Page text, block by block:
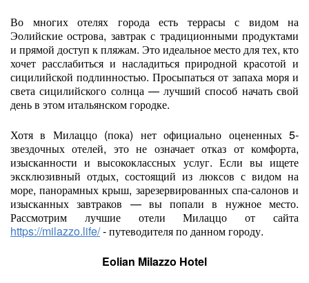
Во многих отелях города есть террасы с видом на
Эолийские острова, завтрак с традиционными продуктами
и прямой доступ к пляжам. Это идеальное место для тех, кто
хочет расслабиться и насладиться природной красотой и
сицилийской подлинностью. Просыпаться от запаха моря и
света сицилийского солнца — лучший способ начать свой
день в этом итальянском городке.
Хотя в Милаццо (пока) нет официально оцененных 5-
звездочных отелей, это не означает отказ от комфорта,
изысканности и высококлассных услуг. Если вы ищете
эксклюзивный отдых, состоящий из люксов с видом на
море, панорамных крыш, зарезервированных спа-салонов и
изысканных завтраков — вы попали в нужное место.
Рассмотрим лучшие отели Милаццо от сайта
https://milazzo.life/- путеводителя по данном городу.
Eolian Milazzo Hotel